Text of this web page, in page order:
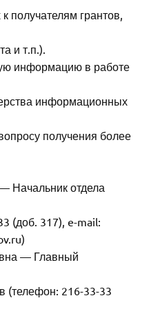
получателям грантов,
и т.п.).
информацию в работе
информационных
получения более
Начальник отдела
(доб. 317), e-mail:
— Главный
(телефон: 216-33-33